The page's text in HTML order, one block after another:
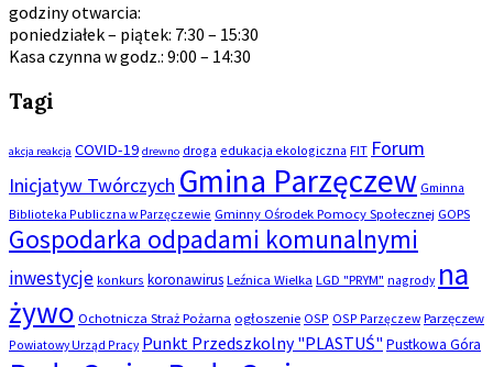
godziny otwarcia:
poniedziałek – piątek: 7:30 – 15:30
Kasa czynna w godz.: 9:00 – 14:30
Tagi
akcja reakcja COVID-19 drewno droga edukacja ekologiczna FIT Forum
Inicjatyw Twórczych Gmina Parzęczew Gminna
Biblioteka Publiczna w Parzęczewie Gminny Ośrodek Pomocy Społecznej GOPS
Gospodarka odpadami komunalnymi
inwestycje konkurs koronawirus Leźnica Wielka LGD "PRYM" nagrody na
żywo Ochotnicza Straż Pożarna ogłoszenie OSP OSP Parzęczew Parzęczew
Powiatowy Urząd Pracy Punkt Przedszkolny "PLASTUŚ" Pustkowa Góra